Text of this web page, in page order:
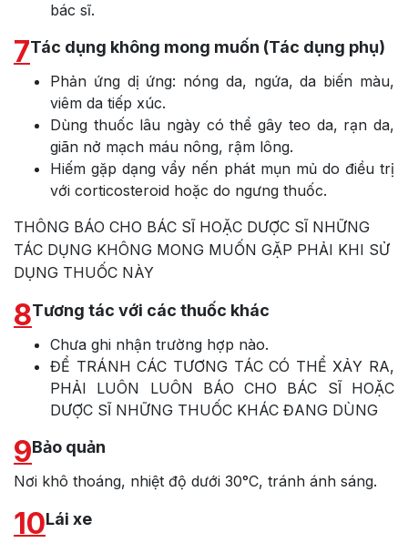
bác sĩ.
7Tác dụng không mong muốn (Tác dụng phụ)
Phản ứng dị ứng: nóng da, ngứa, da biến màu,
viêm da tiếp xúc.
Dùng thuốc lâu ngày có thể gây teo da, rạn da,
giãn nở mạch máu nông, rậm lông.
Hiếm gặp dạng vẩy nến phát mụn mủ do điều trị
với corticosteroid hoặc do ngưng thuốc.
THÔNG BÁO CHO BÁC SĨ HOẶC DƯỢC SĨ NHỮNG
TÁC DỤNG KHÔNG MONG MUỐN GẶP PHẢI KHI SỬ
DỤNG THUỐC NÀY
8Tương tác với các thuốc khác
Chưa ghi nhận trường hợp nào.
ĐỂ TRÁNH CÁC TƯƠNG TÁC CÓ THỂ XẢY RA,
PHẢI LUÔN LUÔN BÁO CHO BÁC SĨ HOẶC
DƯỢC SĨ NHỮNG THUỐC KHÁC ĐANG DÙNG
9Bảo quản
Nơi khô thoáng, nhiệt độ dưới 30°C, tránh ánh sáng.
10Lái xe